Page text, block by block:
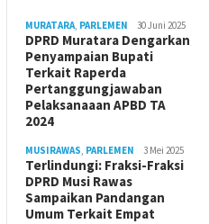
MURATARA PARLEMEN 30 Juni 2025
DPRD Muratara Dengarkan
Penyampaian Bupati
Terkait Raperda
Pertanggungjawaban
Pelaksanaaan APBD TA
2024
MUSIRAWAS PARLEMEN 3 Mei 2025
Terlindungi: Fraksi-Fraksi
DPRD Musi Rawas
Sampaikan Pandangan
Umum Terkait Empat